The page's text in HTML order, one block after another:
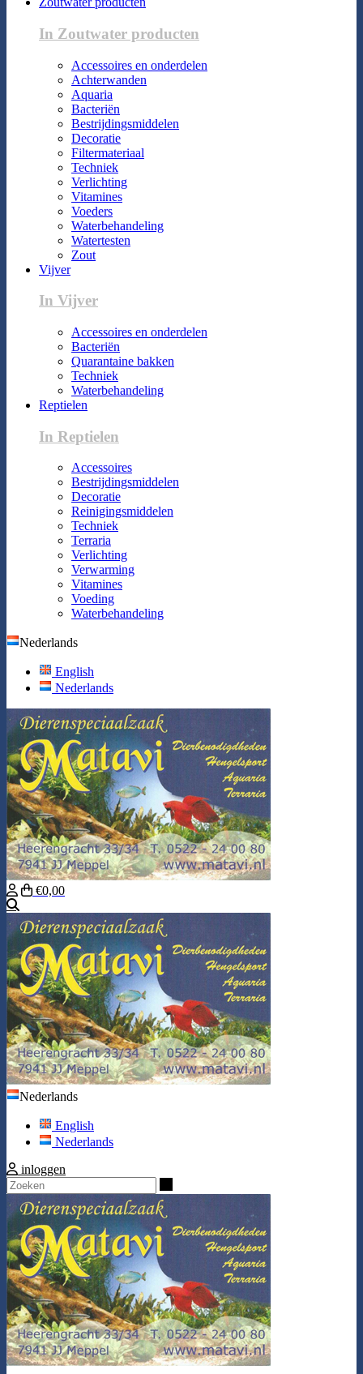
In Zoutwater producten
Accessoires en onderdelen
Achterwanden
Aquaria
Bacteriën
Bestrijdingsmiddelen
Decoratie
Filtermateriaal
Techniek
Verlichting
Vitamines
Voeders
Waterbehandeling
Watertesten
Zout
Vijver
In Vijver
Accessoires en onderdelen
Bacteriën
Quarantaine bakken
Techniek
Waterbehandeling
Reptielen
In Reptielen
Accessoires
Bestrijdingsmiddelen
Decoratie
Reinigingsmiddelen
Techniek
Terraria
Verlichting
Verwarming
Vitamines
Voeding
Waterbehandeling
Nederlands
English
Nederlands
€0,00
Nederlands
English
Nederlands
inloggen